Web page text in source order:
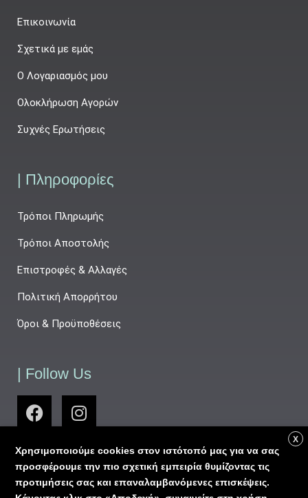
Επικοινωνία
Σχετικά με εμάς
Ο Λογαριασμός μου
Ολοκλήρωση Αγορών
Συχνές Ερωτήσεις
| Πληροφορίες
Τρόποι Πληρωμής
Τρόποι Αποστολής
Επιστροφές & Αλλαγές
Πολιτική Απορρήτου
Όροι & Προϋποθέσεις
| Follow Us
X
Χρησιμοποιούμε cookies στον ιστότοπό μας για να σας
προσφέρουμε την πιο σχετική εμπειρία θυμίζοντας τις
προτιμήσεις σας και επαναλαμβανόμενες επισκέψεις.